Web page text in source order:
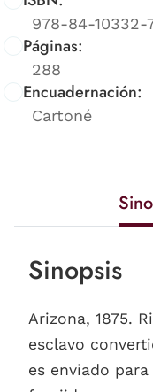
978-84-10332-
Páginas:
288
Encuadernación:
Cartoné
Sinopsis
Arizona, 1875.
esclavo
es enviado